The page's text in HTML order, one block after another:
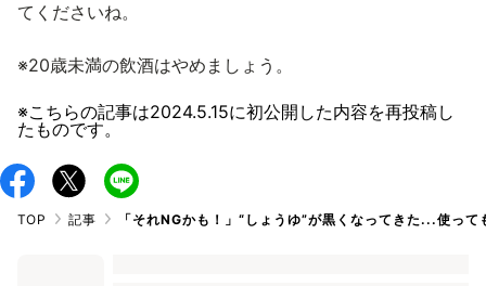
てくださいね。
※20歳未満の飲酒はやめましょう。
※こちらの記事は2024.5.15に初公開した内容を再投稿し
たものです。
TOP 記事 「それNGかも！」“しょうゆ”が黒くなってきた...使っ